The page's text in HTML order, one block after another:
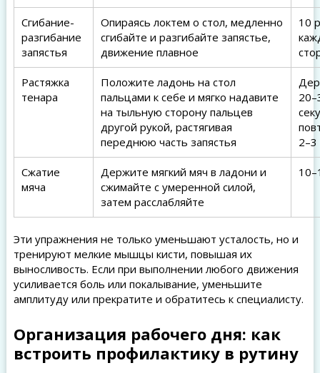
Сгибание-
разгибание
запястья
Опираясь локтем о стол, медленно
сгибайте и разгибайте запястье,
движение плавное
10
Растяжка
тенара
Положите ладонь на стол
пальцами к себе и мягко надавите
на тыльную сторону пальцев
другой рукой, растягивая
переднюю часть запястья
2–3
Сжатие
мяча
Держите мягкий мяч в ладони и
сжимайте с умеренной силой,
затем расслабляйте
Эти упражнения не только уменьшают усталость, но и
тренируют мелкие мышцы кисти, повышая их
выносливость. Если при выполнении любого движения
усиливается боль или покалывание, уменьшите
амплитуду или прекратите и обратитесь к специалисту.
Организация рабочего дня: как
встроить профилактику в рутину